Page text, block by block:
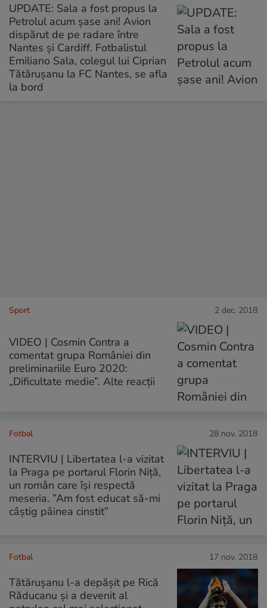
UPDATE: Sala a fost propus la
Petrolul acum șase ani! Avion
dispărut de pe radare între
Nantes și Cardiff. Fotbalistul
Emiliano Sala, colegul lui Ciprian
Tătărușanu la FC Nantes, se afla
la bord
Sport 2 dec. 2018
VIDEO | Cosmin Contra a
comentat grupa României din
preliminariile Euro 2020:
„Dificultate medie”. Alte reacții
Fotbal 28 nov. 2018
INTERVIU | Libertatea l-a vizitat
la Praga pe portarul Florin Niță,
un român care își respectă
meseria. ”Am fost educat să-mi
câștig pâinea cinstit”
Fotbal 17 nov. 2018
Tătărușanu l-a depășit pe Rică
Răducanu și a devenit al